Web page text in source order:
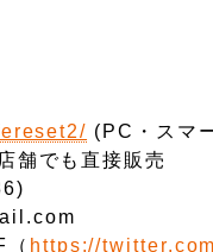
(PC・スマ
舗でも直接販売
https://